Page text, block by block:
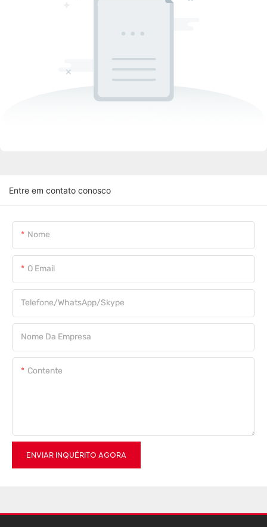
Entre em contato conosco
Nome
O Email
Telefone/WhatsApp/Skype
Nome Da Empresa
Contente
ENVIAR INQUÉRITO AGORA